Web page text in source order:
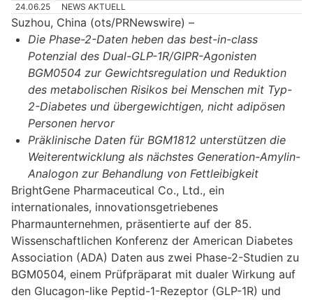
24.06.25 NEWS AKTUELL
Suzhou, China (ots/PRNewswire) –
Die Phase-2-Daten heben das best-in-class
Potenzial des Dual-GLP-1R/GIPR-Agonisten
BGM0504 zur Gewichtsregulation und Reduktion
des metabolischen Risikos bei Menschen mit Typ-
2-Diabetes und übergewichtigen, nicht adipösen
Personen hervor
Präklinische Daten für BGM1812 unterstützen die
Weiterentwicklung als nächstes Generation-Amylin-
Analogon zur Behandlung von Fettleibigkeit
BrightGene Pharmaceutical Co., Ltd., ein
internationales, innovationsgetriebenes
Pharmaunternehmen, präsentierte auf der 85.
Wissenschaftlichen Konferenz der American Diabetes
Association (ADA) Daten aus zwei Phase-2-Studien zu
BGM0504, einem Prüfpräparat mit dualer Wirkung auf
den Glucagon-like Peptid-1-Rezeptor (GLP-1R) und